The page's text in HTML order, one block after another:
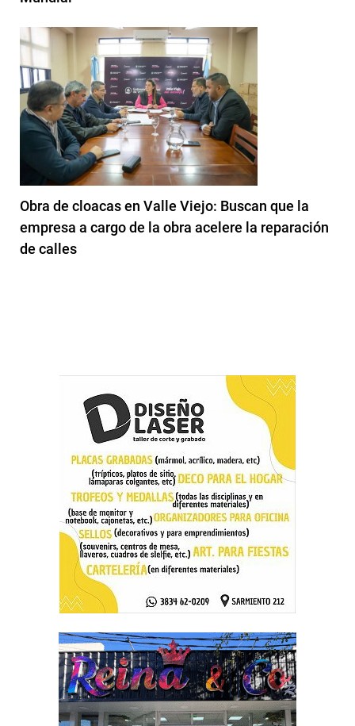
Obra de cloacas en Valle Viejo: Buscan que la
empresa a cargo de la obra acelere la reparación
de calles